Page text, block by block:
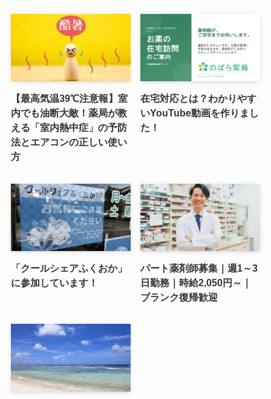
【最高気温39℃注意報】室
内でも油断大敵！薬局が教
える「室内熱中症」の予防
法とエアコンの正しい使い
方
在宅対応とは？わかりやす
いYouTube動画を作りまし
た！
「クールシェアふくおか」
に参加しています！
パート薬剤師募集｜週1～3
日勤務｜時給2,050円～｜
ブランク復帰歓迎